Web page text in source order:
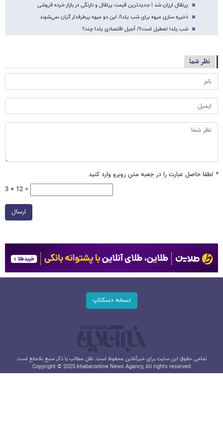
پرتقال ارزان شد | جدیدترین قیمت پرتقال و نارنگی در بازار خرده فروشی
ذخیره سازی میوه برای شب یلدا/ این دو میوه پرطرفدار گران نمی‌شوند
شب یلدا تعطیل است؟/ آجیل اقتصادی یلدا چند؟
نظر شما
* لطفا حاصل عبارت را در جعبه متن روبرو وارد کنید
3 + 12 =
ارسال
نسخه دسکتاپ
تمامی حقوق این سایت برای خبرآنلاین محفوظ است. نقل مطالب با ذکر منبع بلامانع است.
Copyright © 2025 khabaronline News Agancy, All rights reserved